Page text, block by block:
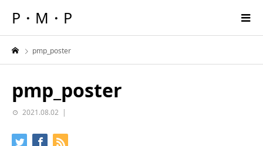
P・M・P
pmp_poster
pmp_poster
2021.08.02